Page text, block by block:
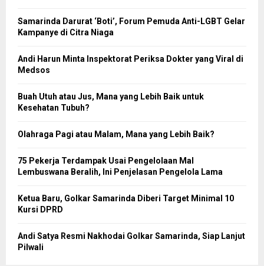
Samarinda Darurat ‘Boti’, Forum Pemuda Anti-LGBT Gelar
Kampanye di Citra Niaga
Andi Harun Minta Inspektorat Periksa Dokter yang Viral di
Medsos
Buah Utuh atau Jus, Mana yang Lebih Baik untuk
Kesehatan Tubuh?
Olahraga Pagi atau Malam, Mana yang Lebih Baik?
75 Pekerja Terdampak Usai Pengelolaan Mal
Lembuswana Beralih, Ini Penjelasan Pengelola Lama
Ketua Baru, Golkar Samarinda Diberi Target Minimal 10
Kursi DPRD
Andi Satya Resmi Nakhodai Golkar Samarinda, Siap Lanjut
Pilwali